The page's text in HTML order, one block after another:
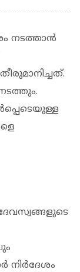
നടത്താന്‍
നിര്‍ദേശം